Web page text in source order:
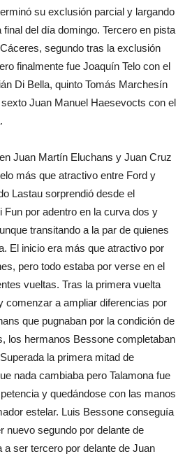
su exclusión parcial y largando
del día domingo. Tercero en pista
segundo tras la exclusión
finalmente fue Joaquín Telo con el
Di Bella, quinto Tomás Marchesín
Juan Manuel Haesevocts con el
Juan Martín Eluchans y Juan Cruz
más que atractivo entre Ford y
Lastau sorprendió desde el
por adentro en la curva dos y
transitando a la par de quienes
El inicio era más que atractivo por
pero todo estaba por verse en el
vueltas. Tras la primera vuelta
comenzar a ampliar diferencias por
que pugnaban por la condición de
los hermanos Bessone completaban
la primera mitad de
nada cambiaba pero Talamona fue
y quedándose con las manos
estelar. Luis Bessone conseguía
nuevo segundo por delante de
a ser tercero por delante de Juan